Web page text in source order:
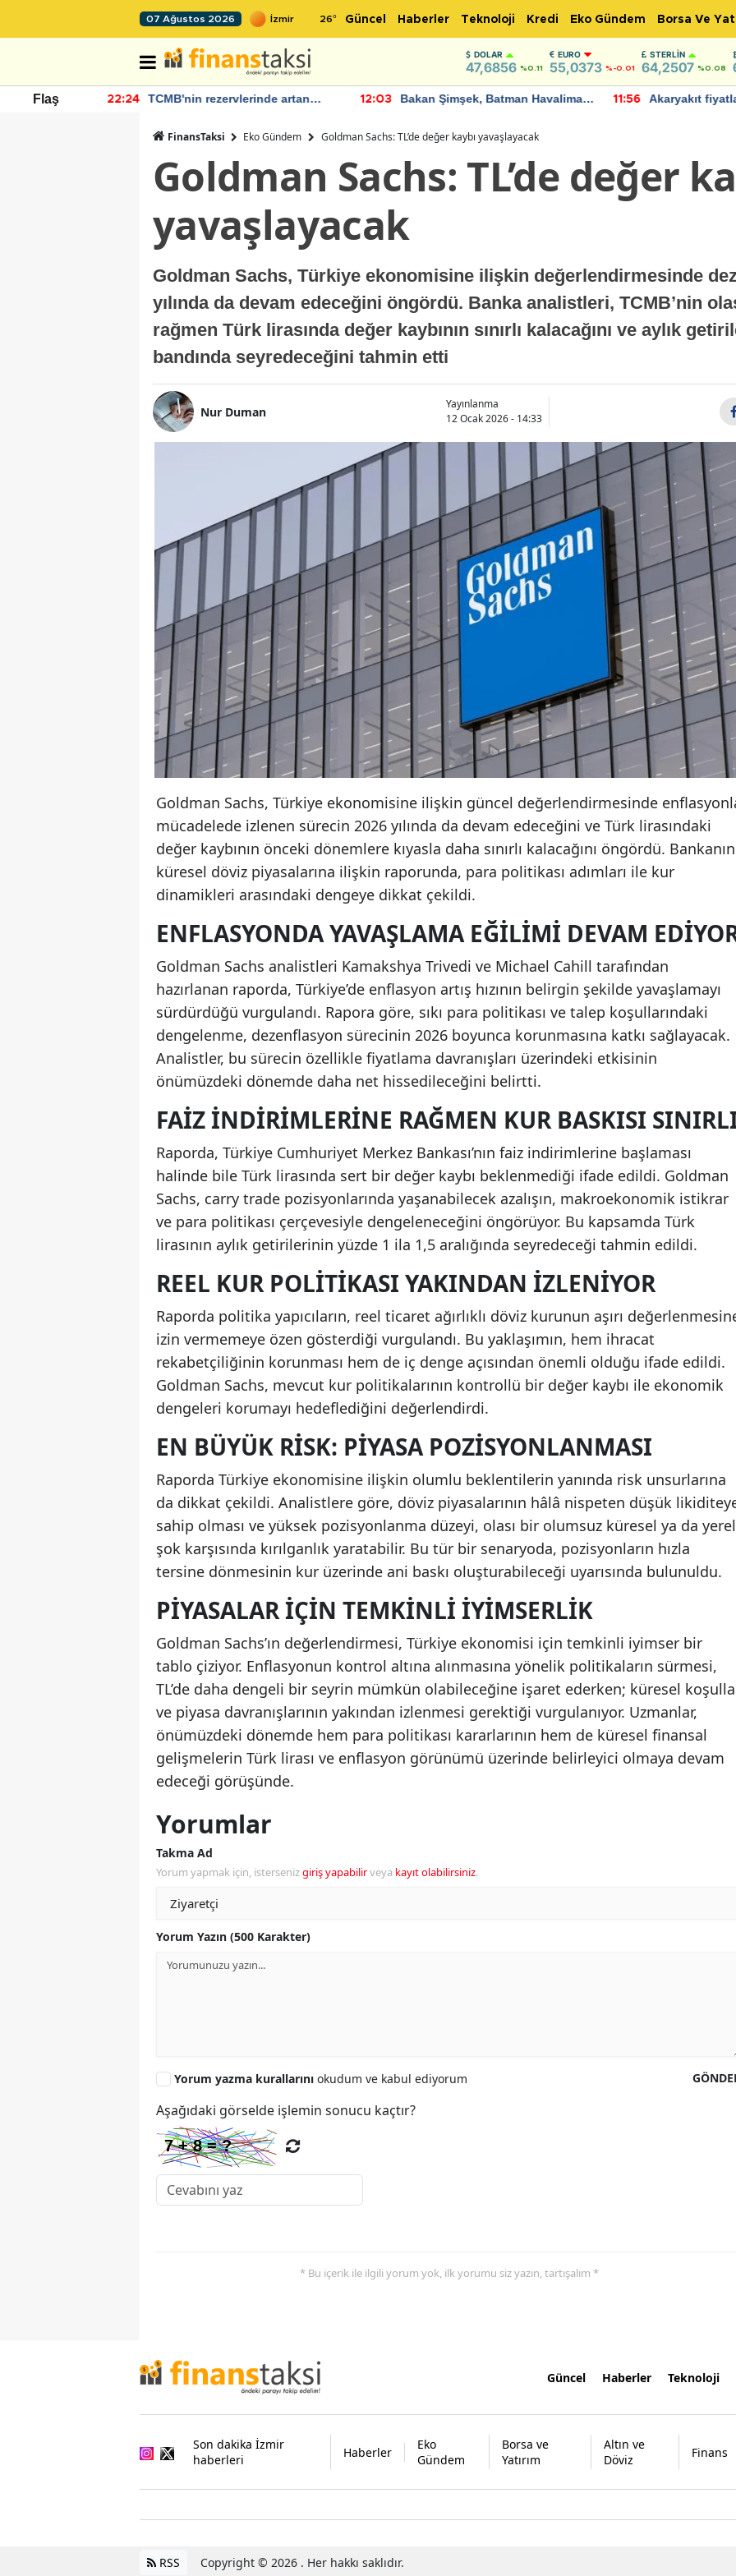
07 Ağustos 2026 26° Güncel Haberler Teknoloji Kredi Eko Gündem Borsa Ve
DOLAR
47,6856 %0.11
EURO
55,0373 %-0.01
STERLIN
64,2507 %0.08
Flaş
Artışı 22:24
TCMB'nin rezervlerinde artan
12:03
Bakan Şimşek, Batman Havalimanı
11:56
Akaryakıt
FinansTaksi Eko Gündem Goldman Sachs: TL’de değer kaybı yavaşlayacak
Goldman Sachs: TL’de değer
yavaşlayacak
Goldman Sachs, Türkiye ekonomisine ilişkin değerlendirmesinde
yılında da devam edeceğini öngördü. Banka analistleri, TCMB’nin
rağmen Türk lirasında değer kaybının sınırlı kalacağını ve aylık
bandında seyredeceğini tahmin etti
Nur Duman
Yayınlanma
12 Ocak 2026 - 14:33
Goldman Sachs, Türkiye ekonomisine ilişkin güncel değerlendirmesinde
mücadelede izlenen sürecin 2026 yılında da devam edeceğini ve Türk lirasındaki
değer kaybının önceki dönemlere kıyasla daha sınırlı kalacağını öngördü. Bankanın
küresel döviz piyasalarına ilişkin raporunda, para politikası adımları ile kur
dinamikleri arasındaki dengeye dikkat çekildi.
ENFLASYONDA YAVAŞLAMA EĞILIMI DEVAM
Goldman Sachs analistleri Kamakshya Trivedi ve Michael Cahill tarafından
hazırlanan raporda, Türkiye’de enflasyon artış hızının belirgin şekilde yavaşlamayı
sürdürdüğü vurgulandı. Rapora göre, sıkı para politikası ve talep koşullarındaki
dengelenme, dezenflasyon sürecinin 2026 boyunca korunmasına katkı sağlayacak.
Analistler, bu sürecin özellikle fiyatlama davranışları üzerindeki etkisinin
önümüzdeki dönemde daha net hissedileceğini belirtti.
FAIZ İNDIRIMLERINE RAĞMEN KUR BASKISI
Raporda, Türkiye Cumhuriyet Merkez Bankası’nın faiz indirimlerine başlaması
halinde bile Türk lirasında sert bir değer kaybı beklenmediği ifade edildi. Goldman
Sachs, carry trade pozisyonlarında yaşanabilecek azalışın, makroekonomik istikrar
ve para politikası çerçevesiyle dengeleneceğini öngörüyor. Bu kapsamda Türk
lirasının aylık getirilerinin yüzde 1 ila 1,5 aralığında seyredeceği tahmin edildi.
REEL KUR POLITIKASI YAKINDAN İZLENIYOR
Raporda politika yapıcıların, reel ticaret ağırlıklı döviz kurunun aşırı
izin vermemeye özen gösterdiği vurgulandı. Bu yaklaşımın, hem ihracat
rekabetçiliğinin korunması hem de iç denge açısından önemli olduğu ifade edildi.
Goldman Sachs, mevcut kur politikalarının kontrollü bir değer kaybı ile ekonomik
dengeleri korumayı hedeflediğini değerlendirdi.
EN BÜYÜK RISK: PIYASA POZISYONLANMASI
Raporda Türkiye ekonomisine ilişkin olumlu beklentilerin yanında risk unsurlarına
da dikkat çekildi. Analistlere göre, döviz piyasalarının hâlâ nispeten düşük
sahip olması ve yüksek pozisyonlanma düzeyi, olası bir olumsuz küresel ya da yerel
şok karşısında kırılganlık yaratabilir. Bu tür bir senaryoda, pozisyonların hızla
tersine dönmesinin kur üzerinde ani baskı oluşturabileceği uyarısında bulunuldu.
PIYASALAR İÇIN TEMKINLI İYIMSERLIK
Goldman Sachs’ın değerlendirmesi, Türkiye ekonomisi için temkinli iyimser bir
tablo çiziyor. Enflasyonun kontrol altına alınmasına yönelik politikaların sürmesi,
TL’de daha dengeli bir seyrin mümkün olabileceğine işaret ederken; küresel
ve piyasa davranışlarının yakından izlenmesi gerektiği vurgulanıyor. Uzmanlar,
önümüzdeki dönemde hem para politikası kararlarının hem de küresel finansal
gelişmelerin Türk lirası ve enflasyon görünümü üzerinde belirleyici olmaya devam
edeceği görüşünde.
Yorumlar
Takma Ad
Yorum yapmak için, istersenizgiriş yapabilirveya kayıt olabilirsiniz.
Yorum Yazın (500 Karakter)
Yorum yazma kurallarını okudum ve kabul ediyorum
Aşağıdaki görselde işlemin sonucu kaçtır?
* Bu içerik ile ilgili yorum yok, ilk yorumu siz yazın, tartışalım *
Güncel Haberler Teknoloji
Son dakika İzmir
haberleri
Haberler
Eko
Gündem
Borsa ve
Yatırım
Altın ve
Döviz
Finans
RSS Copyright © 2026 . Her hakkı saklıdır.